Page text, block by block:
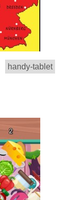
handy-tablet